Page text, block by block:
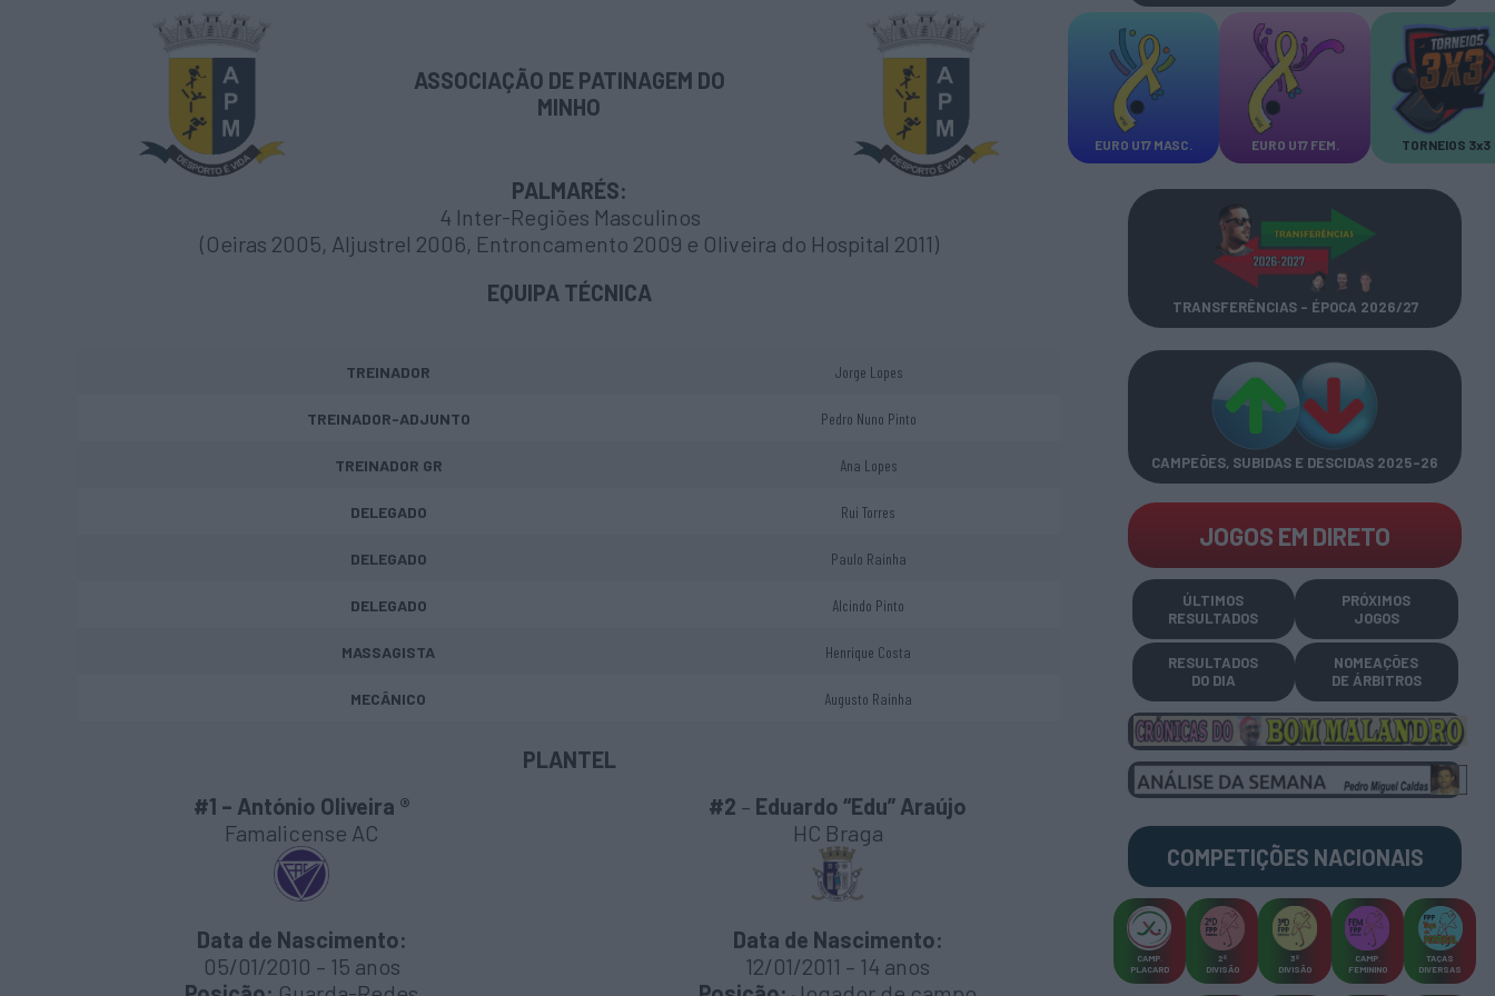
ASSOCIAÇÃO DE PATINAGEM DO
MINHO
PALMARÉS:
4 Inter-Regiões Masculinos
(Oeiras 2005, Aljustrel 2006, Entroncamento 2009 e Oliveira do Hospital 2011)
EQUIPA TÉCNICA
TREINADOR Jorge Lopes
TREINADOR-ADJUNTO Pedro Nuno Pinto
TREINADOR GR Ana Lopes
DELEGADO Rui Torres
DELEGADO Paulo Rainha
DELEGADO Alcindo Pinto
MASSAGISTA Henrique Costa
MECÂNICO Augusto Rainha
PLANTEL
#1 – António Oliveira ®
Famalicense AC
Data de Nascimento:
05/01/2010 – 15 anos
#2 – Eduardo “Edu” Araújo
HC Braga
Data de Nascimento:
12/01/2011 – 14 anos
EURO U17 MASC. EURO U17 FEM. TORNEIOS 3x3
TRANSFERÊNCIAS - ÉPOCA 2026/27
CAMPEÕES, SUBIDAS E DESCIDAS 2025-26
JOGOS EM DIRETO
ÚLTIMOS
RESULTADOS
PRÓXIMOS
JOGOS
RESULTADOS
DO DIA
NOMEAÇÕES
DE ÁRBITROS
COMPETIÇÕES NACIONAIS
CAMP.
PLACARD
2ª
DIVISÃO
3ª
DIVISÃO
CAMP.
FEMININO
TAÇAS
DIVERSAS